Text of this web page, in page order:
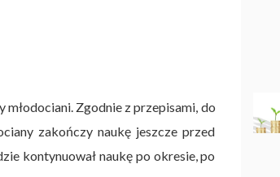
Zgodnie z przepisami, do
zakończy naukę jeszcze przed
kontynuował naukę po okresie, po